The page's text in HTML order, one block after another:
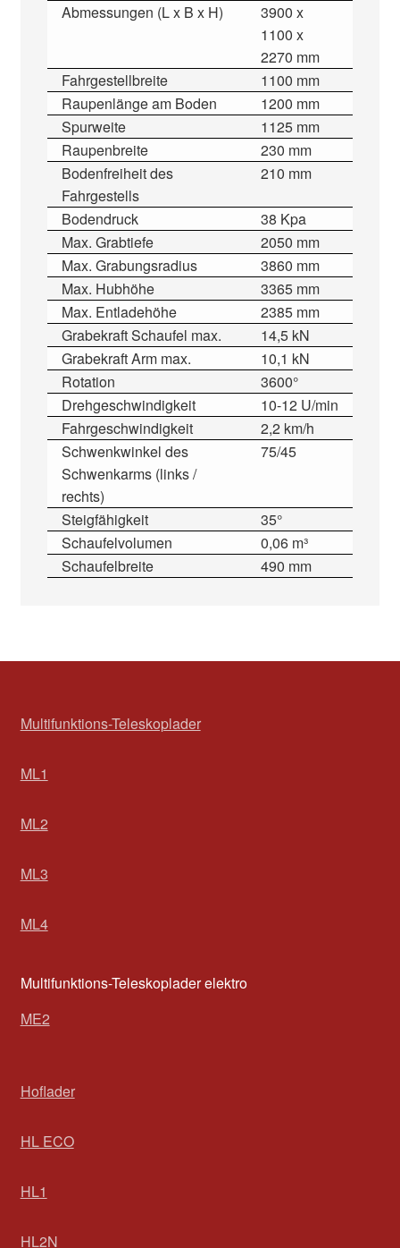
Abmessungen (L x B x H)
3900 x
1100 x
2270 mm
Fahrgestellbreite
1100 mm
Raupenlänge am Boden
1200 mm
Spurweite
1125 mm
Raupenbreite
230 mm
Bodenfreiheit des
Fahrgestells
210 mm
Bodendruck
38 Kpa
Max. Grabtiefe
2050 mm
Max. Grabungsradius
3860 mm
Max. Hubhöhe
3365 mm
Max. Entladehöhe
2385 mm
Grabekraft Schaufel max.
14,5 kN
Grabekraft Arm max.
10,1 kN
Rotation
3600°
Drehgeschwindigkeit
10-12 U/min
Fahrgeschwindigkeit
2,2 km/h
Schwenkwinkel des
Schwenkarms (links /
rechts)
75/45
Steigfähigkeit
35°
Schaufelvolumen
0,06 m³
Schaufelbreite
490 mm
Multifunktions-Teleskoplader
ML1
ML2
ML3
ML4
Multifunktions-Teleskoplader elektro
ME2
Hoflader
HL ECO
HL1
HL2N